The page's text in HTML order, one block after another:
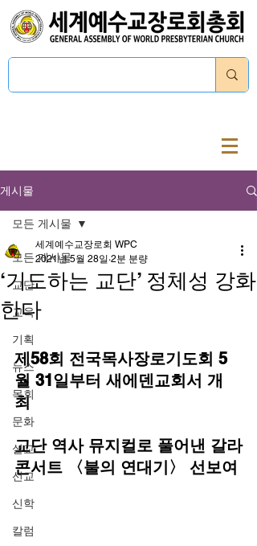
게시물
모든 게시물
교단
교육
기획
뉴스
목회
문화
설교
선교
신학
칼럼
모든 게시물
‘기도하는 교단’ 정체성 강화
한다
세계예수교장로회 WPC
2021년 5월 28일 2분 분량
제58회 전국목사장로기도회 5
월 31일부터 새에덴교회서 개
최
교단 역사 뮤지컬로 풀어낸 갈라
콘서트 〈불의 연대기〉 선보여